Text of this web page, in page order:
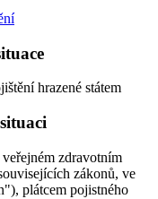
hrazené státem
zdravotním
zákonů, ve
plátcem pojistného